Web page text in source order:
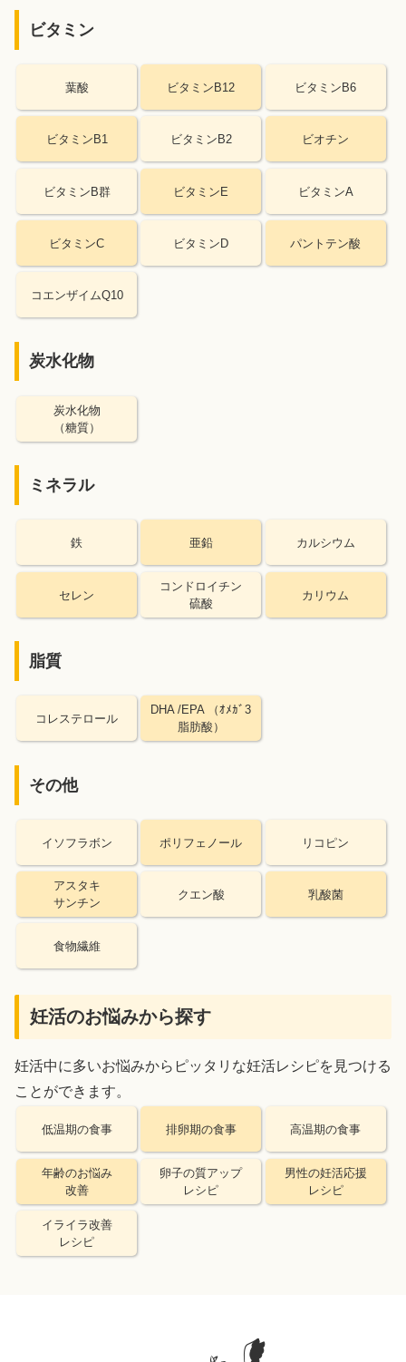
ビタミン
葉酸 ビタミンB12 ビタミンB6
ビタミンB1 ビタミンB2 ビオチン
ビタミンB群 ビタミンE ビタミンA
ビタミンC ビタミンD パントテン酸
コエンザイムQ10
炭水化物
炭水化物
（糖質）
ミネラル
鉄 亜鉛 カルシウム
セレン
コンドロイチン
硫酸
カリウム
脂質
コレステロール
DHA /EPA （ｵﾒｶﾞ3
脂肪酸）
その他
イソフラボン ポリフェノール リコピン
アスタキ
サンチン
クエン酸 乳酸菌
食物繊維
妊活のお悩みから探す
妊活中に多いお悩みからピッタリな妊活レシピを見つける
ことができます。
低温期の食事 排卵期の食事 高温期の食事
年齢のお悩み
改善
卵子の質アップ
レシピ
男性の妊活応援
レシピ
イライラ改善
レシピ